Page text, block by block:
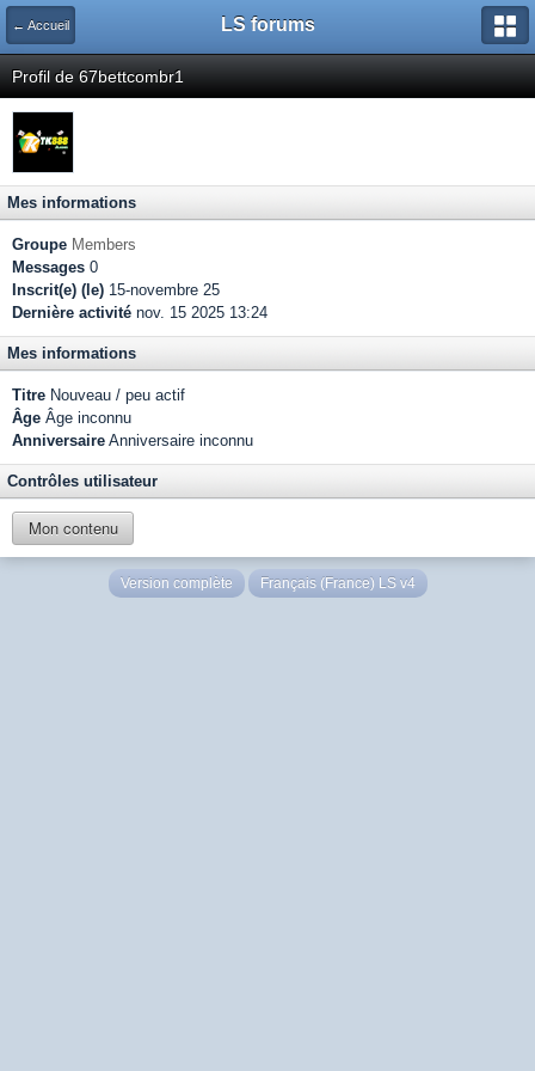
← Accueil LS forums
Profil de 67bettcombr1
Mes informations
Groupe Members
Messages 0
Inscrit(e) (le) 15-novembre 25
Dernière activité nov. 15 2025 13:24
Mes informations
Titre Nouveau / peu actif
Âge Âge inconnu
Anniversaire Anniversaire inconnu
Contrôles utilisateur
Mon contenu
Version complète Français (France) LS v4